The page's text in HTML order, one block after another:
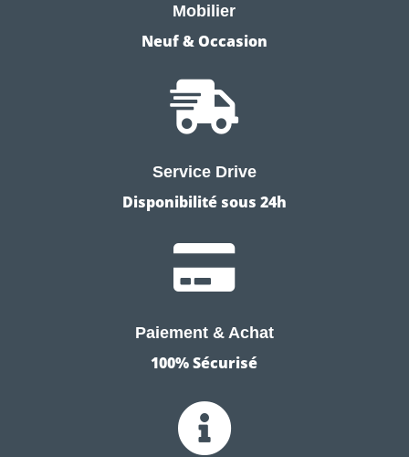
Mobilier
Neuf & Occasion

Service Drive
Disponibilité sous 24h

Paiement & Achat
100% Sécurisé
